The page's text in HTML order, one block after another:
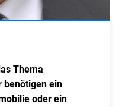
Thema
benötigen ein
oder ein